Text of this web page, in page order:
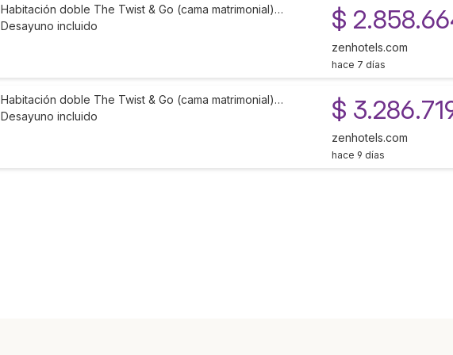
Habitación doble The Twist & Go (cama matrimonial)…
Desayuno incluido
$
zenhotels.com
hace 7 días
Habitación doble The Twist & Go (cama matrimonial)…
Desayuno incluido
$
zenhotels.com
hace 9 días